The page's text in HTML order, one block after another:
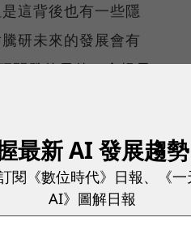
這背後也有一些隱
研未來的發展會有
開發的元件，會提早
的關係，」李照賢
正創造出產品的價
最新 AI 發展趨勢
閱《數位時代》日報、《一
AI》圖解日報